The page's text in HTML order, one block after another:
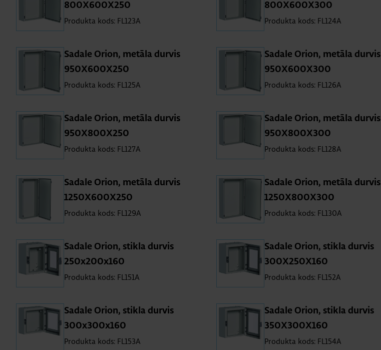
800X600X250
Produkta kods: FL123A
800X600X300
Produkta kods: FL124A
Sa­dale Orion, me­tāla dur­vis
950X600X250
Produkta kods: FL125A
Sa­dale Orion, me­tāla dur­vis
950X600X300
Produkta kods: FL126A
Sa­dale Orion, me­tāla dur­vis
950X800X250
Produkta kods: FL127A
Sa­dale Orion, me­tāla dur­vis
950X800X300
Produkta kods: FL128A
Sa­dale Orion, me­tāla dur­vis
1250X600X250
Produkta kods: FL129A
Sa­dale Orion, me­tāla dur­vis
1250X800X300
Produkta kods: FL130A
Sa­dale Orion, stikla dur­vis
250x200x160
Produkta kods: FL151A
Sa­dale Orion, stikla dur­vis
300X250X160
Produkta kods: FL152A
Sa­dale Orion, stikla dur­vis
300x300x160
Produkta kods: FL153A
Sa­dale Orion, stikla dur­vis
350X300X160
Produkta kods: FL154A